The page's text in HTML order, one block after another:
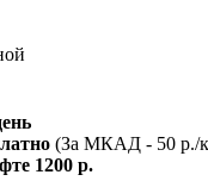
(За МКАД - 50 р./
1200 р.